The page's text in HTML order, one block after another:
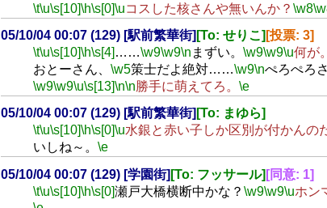
\t\u\s[10]\h\s[0]\uコスした核さんや無いんか？ \w8
05/10/04 00:07 (129) [駅前繁華街] [To: せりこ] [投票: 3]
\t\u\s[10]\h\s[4] ……\w9\w9\n まずい。 \w9\w9\u何が。
おとーさん、 \w5策士だよ絶対……\w9\nぺろぺろ
\w9\w9\u\s[13]\n\n勝手に萌えてろ。 \e
05/10/04 00:07 (129) [駅前繁華街] [To: まゆら]
\t\u\s[10]\h\s[0]\u水銀と赤い子しか区別が付かんの
いしね～。 \e
05/10/04 00:07 (129) [学園街] [To: フッサール] [同意: 1]
\t\u\s[10]\h\s[0]瀬戸大橋横断中かな？ \w9\w9\uホン